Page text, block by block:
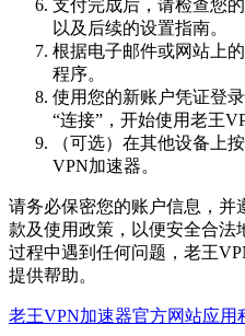
支付完成后，请检查您
以及后续的设置指南。
根据电子邮件或网站上
程序。
使用您的新账户凭证登
“连接”，开始使用老王
（可选）在其他设备上
VPN加速器。
请务必保密您的账户信息，并
款及使用政策，以便安全合法
过程中遇到任何问题，老王
提供帮助。
老王VPN加速器官方网站应用